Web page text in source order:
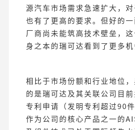
源汽车市场需求急速扩大，
也有了更高的要求。但好的
厂商尚未能筑高技术壁垒，
身之本的瑞可达看到了更多机
相比于市场份额和行业地位
的是瑞可达及其关联公司目
专利申请（发明专利超过90
作为公司的核心产品之一的